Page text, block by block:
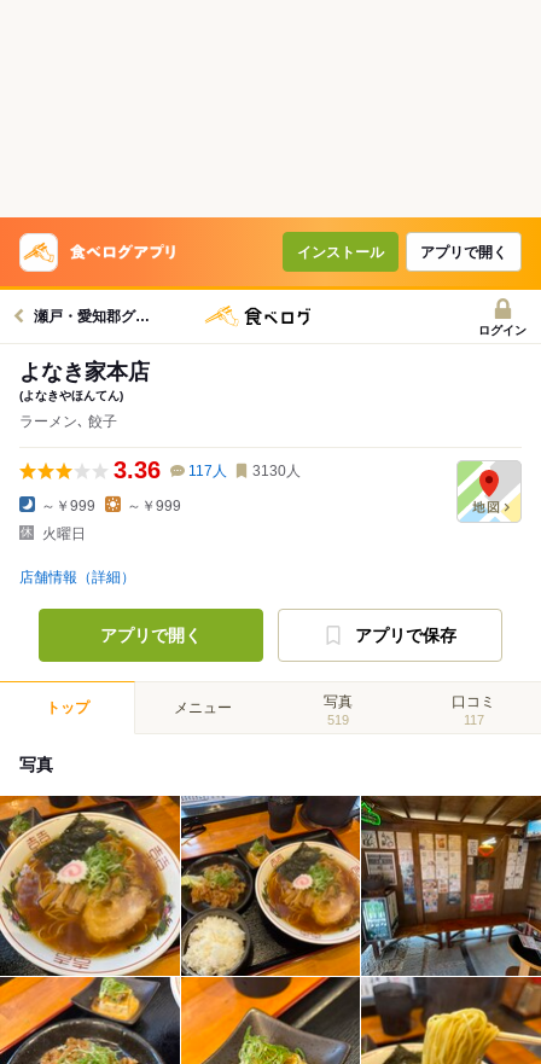
インストール アプリで開く
瀬戸・愛知郡グルメへ
ログイン
よなき家本店
(よなきやほんてん)
ラーメン､ 餃子
3.36 117 人 3130人
～￥999
～￥999
火曜日
店舗情報（詳細）
アプリで開く アプリで保存
トップ メニュー 写真
519
口コミ
117
写真